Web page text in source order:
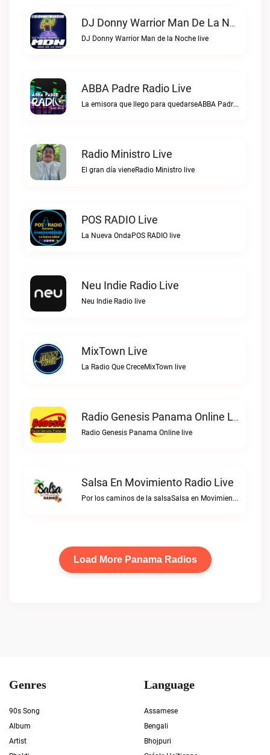
DJ Donny Warrior Man De La Noche Live
DJ Donny Warrior Man de la Noche live
ABBA Padre Radio Live
La emisora que llego para quedarseABBA Padre Radio live
Radio Ministro Live
El gran día vieneRadio Ministro live
POS RADIO Live
La Nueva OndaPOS RADIO live
Neu Indie Radio Live
Neu Indie Radio live
MixTown Live
La Radio Que CreceMixTown live
Radio Genesis Panama Online Live
Radio Genesis Panama Online live
Salsa En Movimiento Radio Live
Por los caminos de la salsaSalsa en Movimiento Radio live
Load More Panama Radios
Genres
90s Song
Album
Artist
Language
Assamese
Bengali
Bhojpuri